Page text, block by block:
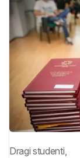
Dragi studenti,